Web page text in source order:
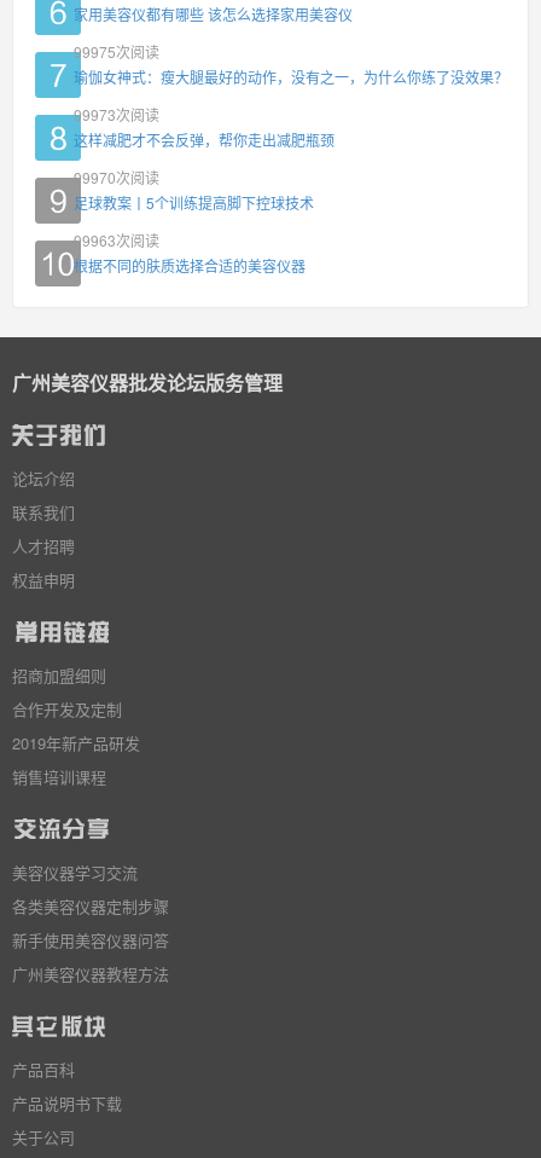
家用美容仪都有哪些 该怎么选择家用美容仪
99975次阅读
瑜伽女神式：瘦大腿最好的动作，没有之一，为什么你练了没效果？
99973次阅读
这样减肥才不会反弹，帮你走出减肥瓶颈
99970次阅读
足球教案丨5个训练提高脚下控球技术
99963次阅读
根据不同的肤质选择合适的美容仪器
广州美容仪器批发论坛版务管理
论坛介绍
联系我们
人才招聘
权益申明
招商加盟细则
合作开发及定制
2019年新产品研发
销售培训课程
美容仪器学习交流
各类美容仪器定制步骤
新手使用美容仪器问答
广州美容仪器教程方法
产品百科
产品说明书下载
关于公司